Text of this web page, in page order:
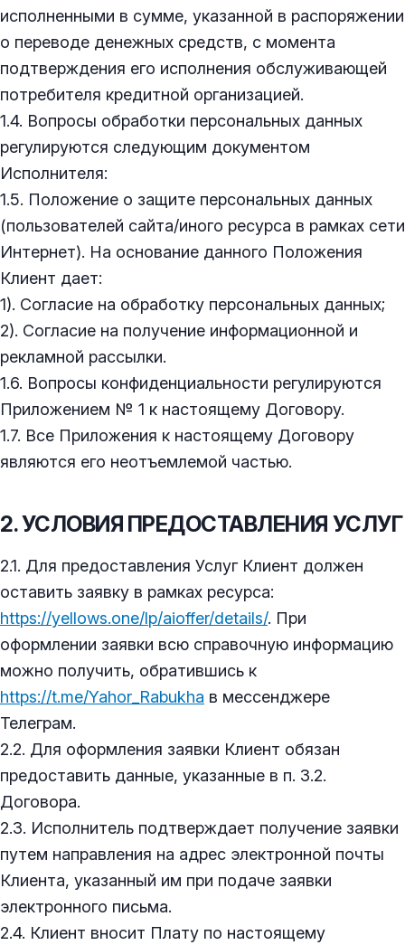
исполненными в сумме, указанной в распоряжении
о переводе денежных средств, с момента
подтверждения его исполнения обслуживающей
потребителя кредитной организацией.
1.4. Вопросы обработки персональных данных
регулируются следующим документом
Исполнителя:
1.5. Положение о защите персональных данных
(пользователей сайта/иного ресурса в рамках сети
Интернет). На основание данного Положения
Клиент дает:
1). Согласие на обработку персональных данных;
2). Согласие на получение информационной и
рекламной рассылки.
1.6. Вопросы конфиденциальности регулируются
Приложением № 1 к настоящему Договору.
1.7. Все Приложения к настоящему Договору
являются его неотъемлемой частью.
2. УСЛОВИЯ ПРЕДОСТАВЛЕНИЯ УСЛУГ
2.1. Для предоставления Услуг Клиент должен
оставить заявку в рамках ресурса:
https://yellows.one/lp/aioffer/details/. При
оформлении заявки всю справочную информацию
можно получить, обратившись к
https://t.me/Yahor_Rabukha в мессенджере
Телеграм.
2.2. Для оформления заявки Клиент обязан
предоставить данные, указанные в п. 3.2.
Договора.
2.3. Исполнитель подтверждает получение заявки
путем направления на адрес электронной почты
Клиента, указанный им при подаче заявки
электронного письма.
2.4. Клиент вносит Плату по настоящему